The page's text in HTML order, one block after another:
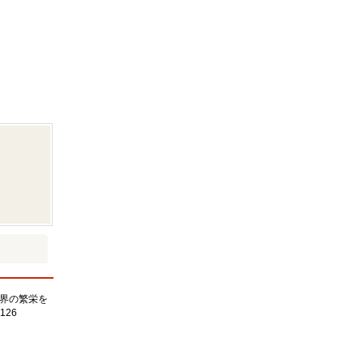
の繁栄を